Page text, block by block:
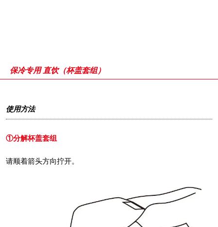
保冷专用 直饮（杯盖套组）
使用方法
①分解杯盖套组
请顺着箭头方向拧开。